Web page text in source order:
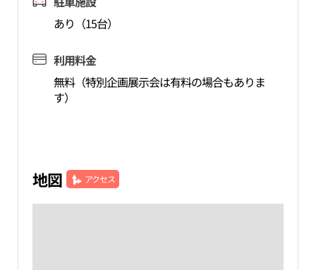
あり（15台）
利用料金
無料（特別企画展示会は有料の場合もありま
す）
地図 アクセス